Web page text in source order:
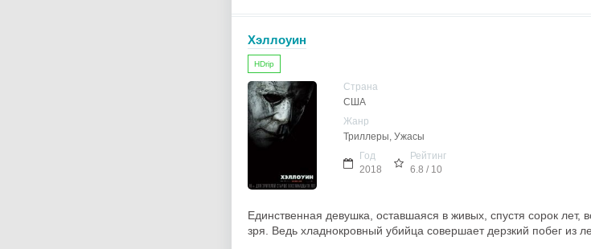
Хэллоуин
HDrip
Страна
США
Жанр
Триллеры, Ужасы
Год
2018
Рейтинг
6.8 / 10
Единственная девушка, оставшаяся в живых, спустя сорок
зря. Ведь хладнокровный убийца совершает дерзкий побег из